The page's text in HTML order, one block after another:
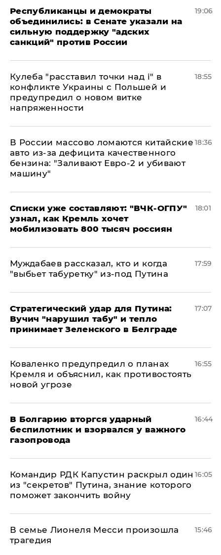
Республиканцы и демократы
объединились: в Сенате указали на
сильную поддержку "адских
санкций" против России
19:06
Кулеба "расставил точки над і" в
конфликте Украины с Польшей и
предупредил о новом витке
напряженности
18:55
В России массово ломаются китайские
авто из-за дефицита качественного
бензина: "Заливают Евро-2 и убивают
машину"
18:36
Списки уже составляют: "ВЧК-ОГПУ"
узнал, как Кремль хочет
мобилизовать 800 тысяч россиян
18:01
Муждабаев рассказал, кто и когда
"выбьет табуретку" из-под Путина
17:59
Стратегический удар для Путина:
Вучич "нарушил табу" и тепло
принимает Зеленского в Белграде
17:07
Коваленко предупредил о планах
Кремля и объяснил, как противостоять
новой угрозе
16:55
В Болгарию вторгся ударный
беспилотник и взорвался у важного
газопровода
16:44
Командир РДК Капустин раскрыл один
из "секретов" Путина, знание которого
поможет закончить войну
16:05
В семье Лионеля Месси произошла
трагедия
15:46